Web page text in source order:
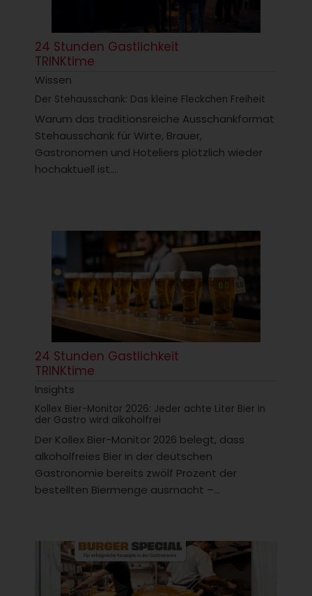
24 Stunden Gastlichkeit
TRINKtime
Wissen
Der Stehausschank: Das kleine Fleckchen Freiheit
Warum das traditionsreiche Ausschankformat
Stehausschank für Wirte, Brauer,
Gastronomen und Hoteliers plötzlich wieder
hochaktuell ist....
24 Stunden Gastlichkeit
TRINKtime
Insights
Kollex Bier-Monitor 2026: Jeder achte Liter Bier in
der Gastro wird alkoholfrei
Der Kollex Bier-Monitor 2026 belegt, dass
alkoholfreies Bier in der deutschen
Gastronomie bereits zwölf Prozent der
bestellten Biermenge ausmacht –...